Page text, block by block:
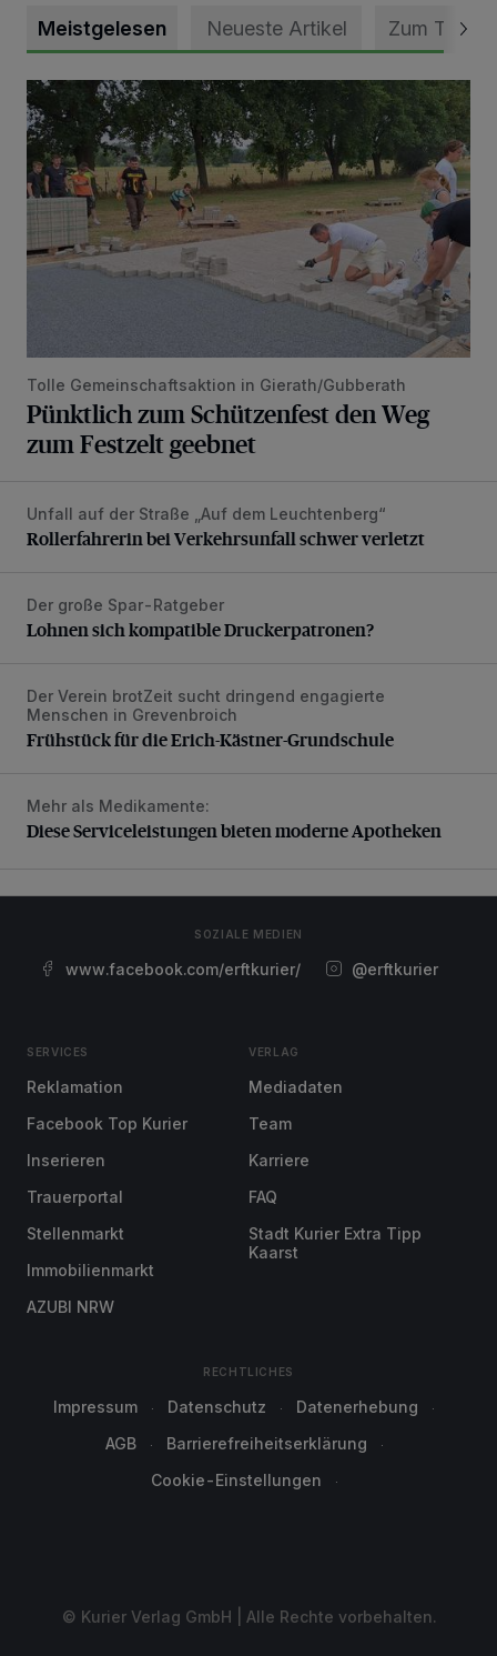
Meistgelesen Neueste Artikel Zum Thema
Pünktlich zum Schützenfest den Weg zum Festzelt
Tolle Gemeinschaftsaktion in Gierath/Gubberath
Pünktlich zum Schützenfest den Weg
zum Festzelt geebnet
Rollerfahrerin bei Verkehrsunfall schwer verletzt
Unfall auf der Straße „Auf dem Leuchtenberg“
Rollerfahrerin bei Verkehrsunfall schwer verletzt
Lohnen sich kompatible Druckerpatronen?
Der große Spar-Ratgeber
Lohnen sich kompatible Druckerpatronen?
Frühstück für die Erich-Kästner-Grundschule
Der Verein brotZeit sucht dringend engagierte
Menschen in Grevenbroich
Frühstück für die Erich-Kästner-Grundschule
Diese Serviceleistungen bieten moderne Apotheken
Mehr als Medikamente:
Diese Serviceleistungen bieten moderne Apotheken
SOZIALE MEDIEN
www.facebook.com/erftkurier/ @erftkurier
SERVICES
Reklamation
Facebook Top Kurier
Inserieren
Trauerportal
Stellenmarkt
Immobilienmarkt
AZUBI NRW
VERLAG
Mediadaten
Team
Karriere
FAQ
Stadt Kurier Extra Tipp
Kaarst
RECHTLICHES
Impressum Datenschutz
Datenerhebung
AGB
Barrierefreiheitserklärung
Cookie-Einstellungen
© Kurier Verlag GmbH | Alle Rechte vorbehalten.